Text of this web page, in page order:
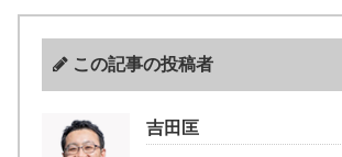
この記事の投稿者
吉田匡